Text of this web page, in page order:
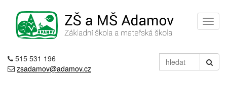
515 531 196
zsadamov@adamov.cz